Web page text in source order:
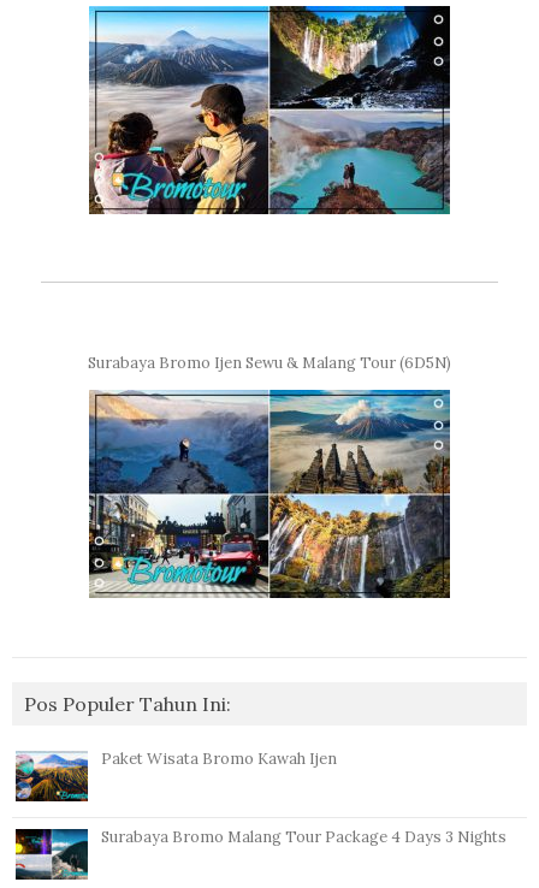
Surabaya Bromo Ijen Sewu & Malang Tour (6D5N)
Pos Populer Tahun Ini:
Paket Wisata Bromo Kawah Ijen
Surabaya Bromo Malang Tour Package 4 Days 3 Nights